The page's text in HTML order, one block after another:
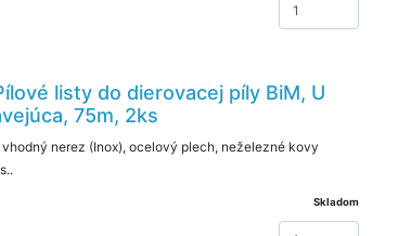
listy do dierovacej píly BiM, U
75m, 2ks
nerez (Inox), ocelový plech, neželezné kovy
Skladom